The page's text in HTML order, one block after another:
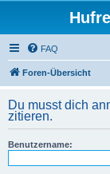
FAQ
Foren-Übersicht
Du musst dich
zitieren.
Benutzername: